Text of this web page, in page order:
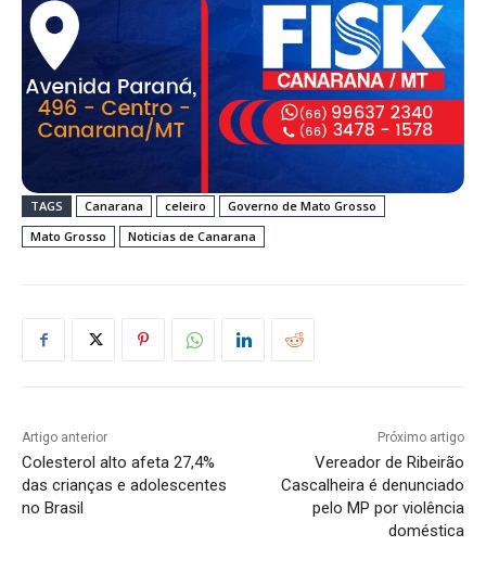
TAGS Canarana celeiro
Governo de Mato Grosso
Mato Grosso
Noticias de Canarana
Artigo anterior
Colesterol alto afeta 27,4%
das crianças e adolescentes
no Brasil
Próximo artigo
Vereador de Ribeirão
Cascalheira é denunciado
pelo MP por violência
doméstica